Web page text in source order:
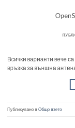
Всички варианти вече
връзка за външна
Публикувано вОбщо взето